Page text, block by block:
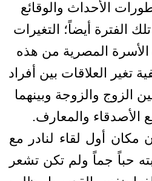
مع تطورات الأحداث والوقائع
الفترة أيضاً؛ التغيرات
الأسرة المصرية من هذه
تغير العلاقات بين أفراد
الزوج والزوجة وبينهما
الأصدقاء والمعارف.
مكان أول لقاء لنادر مع
حباً جماً ولم تكن تشعر